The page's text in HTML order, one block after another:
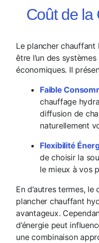
Coût de la
Le plancher
être l’un des
économiques. Il
Faible
chauffage
diffusion de
naturellement
Flexibilité
de choisir la
le mieux à vos
En d’autres termes,
plancher chauffant
avantageux.
d’énergie peut
une combinaison